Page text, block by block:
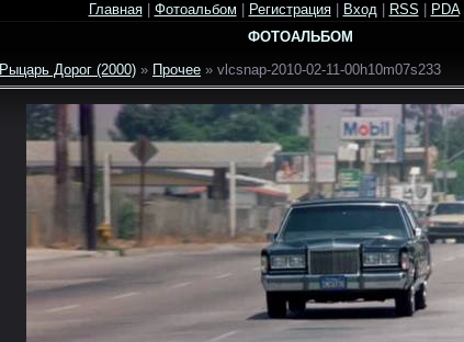
Главная| Фотоальбом Регистрация| Вход| RSS PDA|
ФОТОАЛЬБОМ
Рыцарь Дорог (2000) » Прочее » vlcsnap-2010-02-11-00h10m07s233